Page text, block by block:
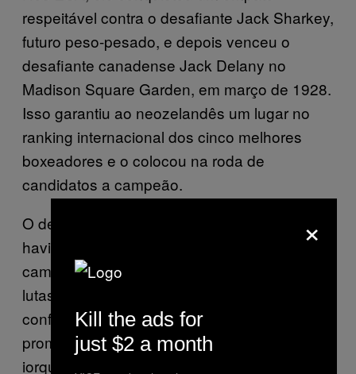
respeitável contra o desafiante Jack Sharkey,
futuro peso-pesado, e depois venceu o
desafiante canadense Jack Delany no
Madison Square Garden, em março de 1928.
Isso garantiu ao neozelandês um lugar no
ranking internacional dos cinco melhores
boxeadores e o colocou na roda de
candidatos a campeão.
O detentor do título da época, Gene Tunney,
havia derrotado dois anos antes o antigo
campeão, Jack Dempsey, em uma das duas
lutas mais famosas da década. Todavia,
conforme Monin observou, Tunney
prometera à nova esposa, a socialite nova-
iorquina Polly Lauder, que deixaria o boxe
×
Kill the ads for
just $2 a month